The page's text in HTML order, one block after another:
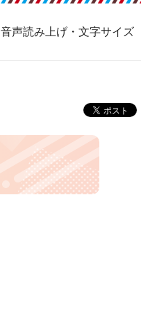
音声読み上げ・文字サイズ